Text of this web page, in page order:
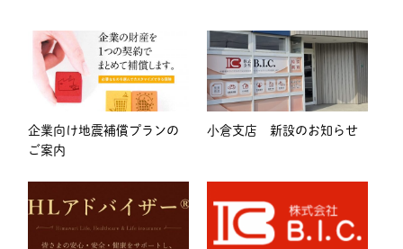
企業向け地震補償プランの
ご案内
小倉支店 新設のお知らせ